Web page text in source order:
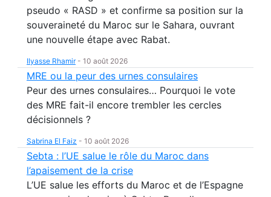
pseudo « RASD » et confirme sa position sur la
souveraineté du Maroc sur le Sahara, ouvrant
une nouvelle étape avec Rabat.
Ilyasse Rhamir- 10 août 2026
MRE ou la peur des urnes consulaires
Peur des urnes consulaires… Pourquoi le vote
des MRE fait-il encore trembler les cercles
décisionnels ?
Sabrina El Faiz - 10 août 2026
Sebta : l’UE salue le rôle du Maroc dans
l’apaisement de la crise
L’UE salue les efforts du Maroc et de l’Espagne